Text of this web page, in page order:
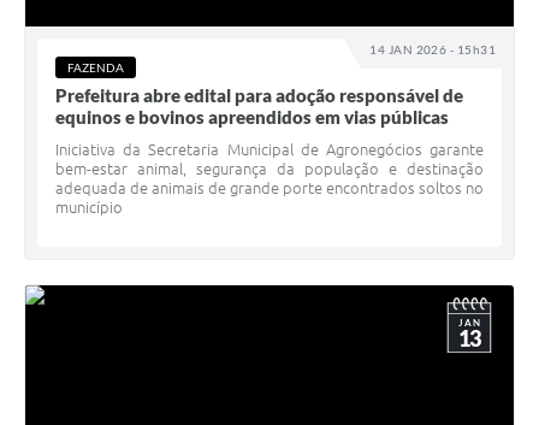
14 JAN 2026 - 15h31
FAZENDA
Prefeitura abre edital para adoção responsável de
equinos e bovinos apreendidos em vias públicas
Iniciativa da Secretaria Municipal de Agronegócios garante
bem-estar animal, segurança da população e destinação
adequada de animais de grande porte encontrados soltos no
município
JAN
13